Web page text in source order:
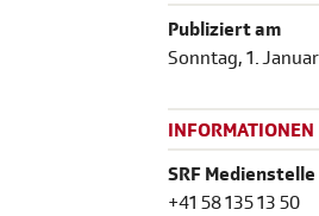
Publiziert am
Sonntag, 1.
INFORMATIONEN
SRF Medienstelle
+41 58 135 13 50